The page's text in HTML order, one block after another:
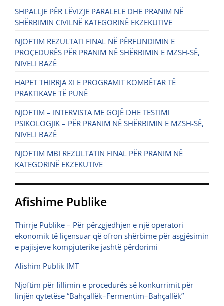
SHPALLJE PËR LËVIZJE PARALELE DHE PRANIM NË
SHËRBIMIN CIVILNË KATEGORINË EKZEKUTIVE
NJOFTIM REZULTATI FINAL NË PËRFUNDIMIN E
PROÇEDURËS PËR PRANIM NË SHËRBIMIN E MZSH-SË,
NIVELI BAZË
HAPET THIRRJA XI E PROGRAMIT KOMBËTAR TË
PRAKTIKAVE TË PUNË
NJOFTIM – INTERVISTA ME GOJË DHE TESTIMI
PSIKOLOGJIK – PËR PRANIM NË SHËRBIMIN E MZSH-SË,
NIVELI BAZË
NJOFTIM MBI REZULTATIN FINAL PËR PRANIM NË
KATEGORINË EKZEKUTIVE
Afishime Publike
Thirrje Publike – Për përzgjedhjen e një operatori
ekonomik të liçensuar që ofron shërbime për asgjësimin
e pajisjeve kompjuterike jashtë përdorimi
Afishim Publik IMT
Njoftim për fillimin e procedurës së konkurrimit për
linjën qytetëse “Bahçallëk–Fermentim–Bahçallëk”